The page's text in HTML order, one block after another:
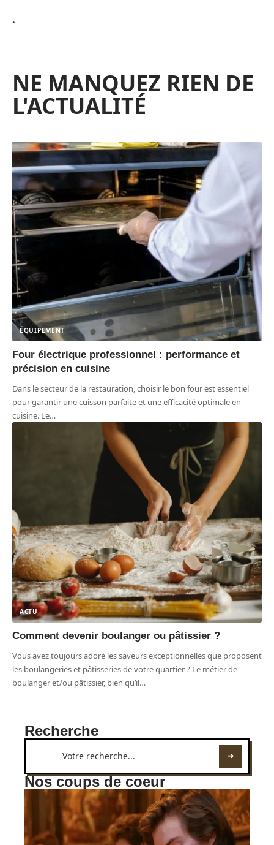
.
NE MANQUEZ RIEN DE
L'ACTUALITÉ
ÉQUIPEMENT
Four électrique professionnel : performance et
précision en cuisine
Dans le secteur de la restauration, choisir le bon four est essentiel
pour garantir une cuisson parfaite et une efficacité optimale en
cuisine. Le…
ACTU
Comment devenir boulanger ou pâtissier ?
Vous avez toujours adoré les saveurs exceptionnelles que proposent
les boulangeries et pâtisseries de votre quartier ? Le métier de
boulanger et/ou pâtissier, bien qu’il…
Recherche
Nos coups de coeur